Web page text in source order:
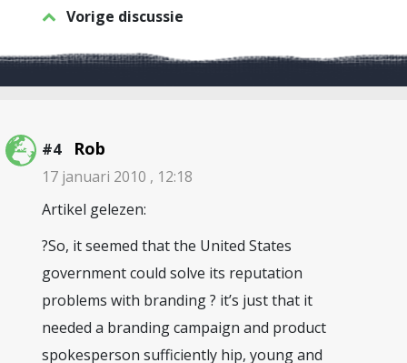
Vorige discussie
#4 Rob
17 januari 2010 , 12:18
Artikel gelezen:
?So, it seemed that the United States
government could solve its reputation
problems with branding ? it’s just that it
needed a branding campaign and product
spokesperson sufficiently hip, young and